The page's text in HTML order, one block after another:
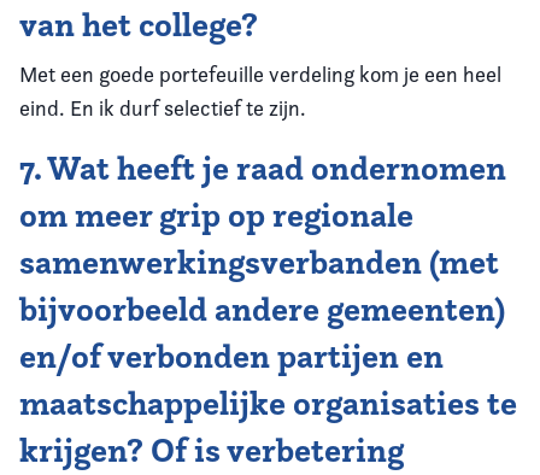
van het college?
Met een goede portefeuille verdeling kom je een heel
eind. En ik durf selectief te zijn.
7. Wat heeft je raad ondernomen
om meer grip op regionale
samenwerkingsverbanden (met
bijvoorbeeld andere gemeenten)
en/of verbonden partijen en
maatschappelijke organisaties te
krijgen? Of is verbetering